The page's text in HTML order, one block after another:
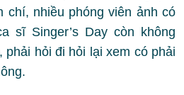
chí, nhiều phóng viên ảnh có
sĩ Singer’s Day còn không
phải hỏi đi hỏi lại xem có phải